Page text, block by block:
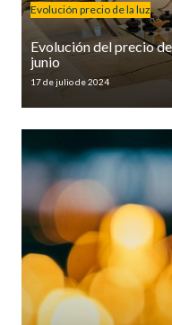
Evolución precio de la luz
Evolución del precio
junio
17 de julio de 2024